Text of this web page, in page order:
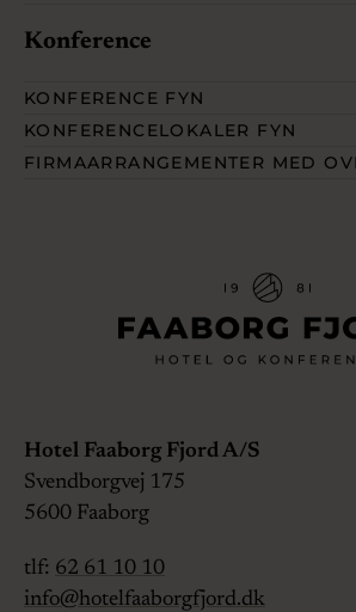
Hotel Faaborg Fjord A/S
Svendborgvej 175
5600 Faaborg
tlf: 62 61 10 10
info@hotelfaaborgfjord.dk
Konference
KONFERENCE FYN
KONFERENCELOKALER FYN
FIRMAARRANGEMENTER MED